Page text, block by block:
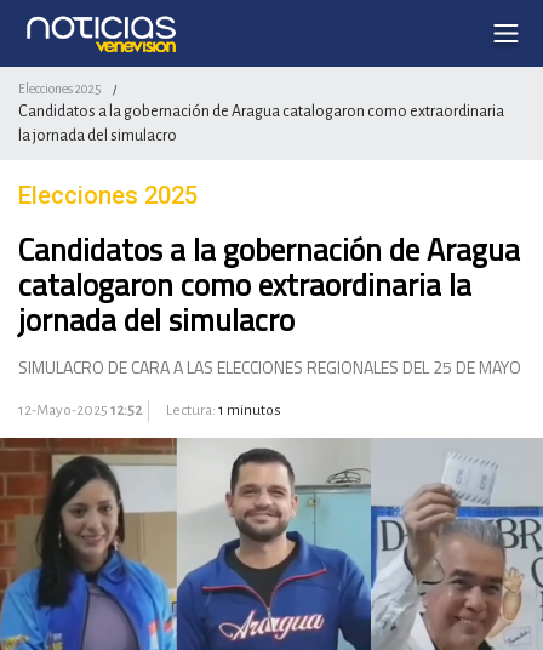
Elecciones 2025 /
Candidatos a la gobernación de Aragua catalogaron como extraordinaria
la jornada del simulacro
Elecciones 2025
Candidatos a la gobernación de Aragua
catalogaron como extraordinaria la
jornada del simulacro
SIMULACRO DE CARA A LAS ELECCIONES REGIONALES DEL 25 DE MAYO
12-Mayo-2025 12:52 Lectura: 1 minutos